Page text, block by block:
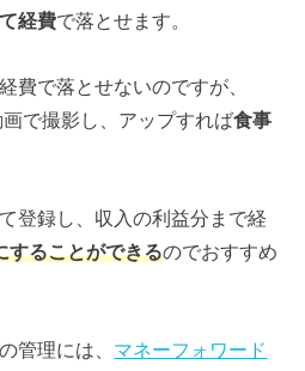
経費で落とせます。
費で落とせないのですが、
で撮影し、アップすれば食事
登録し、収入の利益分まで経
することができるのでおすすめ
管理には、 マネーフォワード